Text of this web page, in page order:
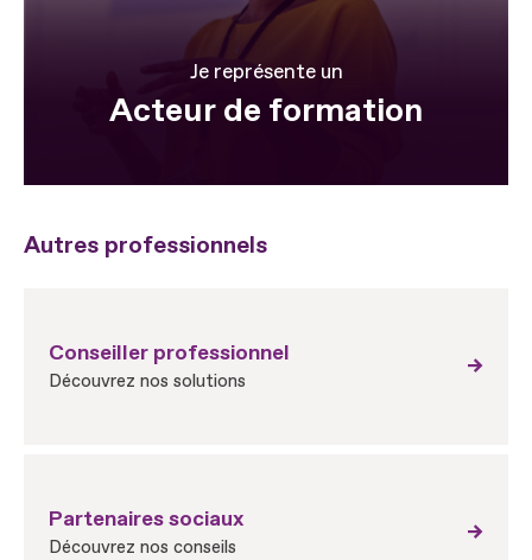
Je représente un
Acteur de formation
Autres professionnels
Conseiller professionnel
Découvrez nos solutions
Partenaires sociaux
Découvrez nos conseils